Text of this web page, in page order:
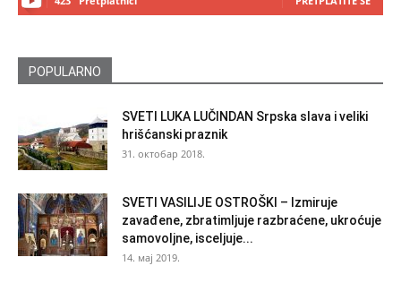
POPULARNO
SVETI LUKA LUČINDAN Srpska slava i veliki
hrišćanski praznik
31. октобар 2018.
SVETI VASILIJE OSTROŠKI – Izmiruje
zavađene, zbratimljuje razbraćene, ukroćuje
samovoljne, isceljuje...
14. мај 2019.